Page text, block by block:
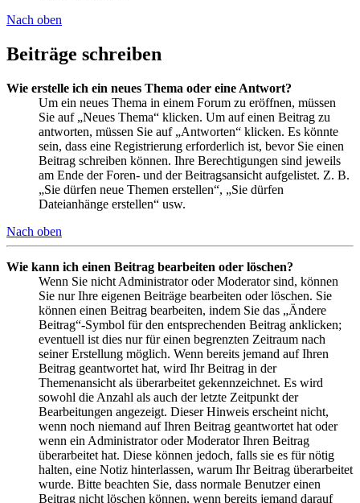
Nach oben
Beiträge schreiben
Wie erstelle ich ein neues Thema oder eine Antwort?
Um ein neues Thema in einem Forum zu eröffnen, müssen
Sie auf „Neues Thema“ klicken. Um auf einen Beitrag zu
antworten, müssen Sie auf „Antworten“ klicken. Es könnte
sein, dass eine Registrierung erforderlich ist, bevor Sie einen
Beitrag schreiben können. Ihre Berechtigungen sind jeweils
am Ende der Foren- und der Beitragsansicht aufgelistet. Z. B.
„Sie dürfen neue Themen erstellen“, „Sie dürfen
Dateianhänge erstellen“ usw.
Nach oben
Wie kann ich einen Beitrag bearbeiten oder löschen?
Wenn Sie nicht Administrator oder Moderator sind, können
Sie nur Ihre eigenen Beiträge bearbeiten oder löschen. Sie
können einen Beitrag bearbeiten, indem Sie das „Ändere
Beitrag“-Symbol für den entsprechenden Beitrag anklicken;
eventuell ist dies nur für einen begrenzten Zeitraum nach
seiner Erstellung möglich. Wenn bereits jemand auf Ihren
Beitrag geantwortet hat, wird Ihr Beitrag in der
Themenansicht als überarbeitet gekennzeichnet. Es wird
sowohl die Anzahl als auch der letzte Zeitpunkt der
Bearbeitungen angezeigt. Dieser Hinweis erscheint nicht,
wenn noch niemand auf Ihren Beitrag geantwortet hat oder
wenn ein Administrator oder Moderator Ihren Beitrag
überarbeitet hat. Diese können jedoch, falls sie es für nötig
halten, eine Notiz hinterlassen, warum Ihr Beitrag überarbeitet
wurde. Bitte beachten Sie, dass normale Benutzer einen
Beitrag nicht löschen können, wenn bereits jemand darauf